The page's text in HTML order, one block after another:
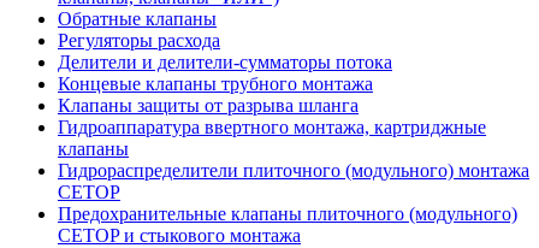
Обратные клапаны
Регуляторы расхода
Делители и делители-сумматоры потока
Концевые клапаны трубного монтажа
Клапаны защиты от разрыва шланга
Гидроаппаратура ввертного монтажа, картриджные
клапаны
Гидрораспределители плиточного (модульного) монтажa
CETOP
Предохранительные клапаны плиточного (модульного)
CETOP и стыкового монтажа